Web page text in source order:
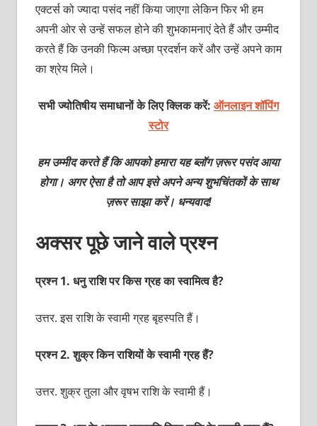
एक्‍टर्स को ज्‍यादा पसंद नहीं किया जाएगा लेकिन फिर भी हम
अपनी ओर से उन्‍हें सफल होने की शुभकामनाएं देते हैं और उम्‍मीद
करते हैं कि उनकी फिल्‍म अच्‍छा प्रदर्शन करें और उन्‍हें अपने काम
का श्रेय मिले।
सभी ज्योतिषीय समाधानों के लिए क्लिक करें: ऑनलाइन शॉपिंग
स्टोर
हम उम्मीद करते हैं कि आपको हमारा यह ब्लॉग ज़रूर पसंद आया
होगा। अगर ऐसा है तो आप इसे अपने अन्य शुभचिंतकों के साथ
ज़रूर साझा करें। धन्यवाद!
अक्सर पूछे जाने वाले प्रश्न
प्रश्‍न 1. धनु राशि पर किस ग्रह का स्‍वामित्‍व है?
उत्तर. इस राशि के स्‍वामी ग्रह बृहस्‍पति हैं।
प्रश्‍न 2. शुक्र किन राशियों के स्‍वामी ग्रह हैं?
उत्तर. शुक्र तुला और वृषभ राशि के स्‍वामी हैं।